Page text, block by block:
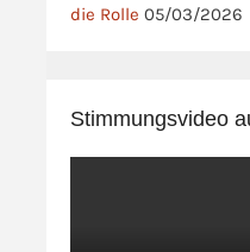
die Rolle 05/03/2026
Stimmungsvideo